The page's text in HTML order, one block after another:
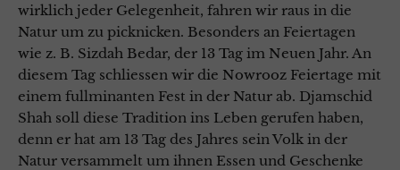
wirklich jeder Gelegenheit, fahren wir raus in die
Natur um zu picknicken. Besonders an Feiertagen
wie z. B. Sizdah Bedar, der 13 Tag im Neuen Jahr. An
diesem Tag schliessen wir die Nowrooz Feiertage mit
einem fullminanten Fest in der Natur ab. Djamschid
Shah soll diese Tradition ins Leben gerufen haben,
denn er hat am 13 Tag des Jahres sein Volk in der
Natur versammelt um ihnen Essen und Geschenke